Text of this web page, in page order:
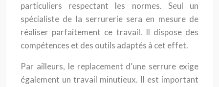
particuliers respectant les normes. Seul un
spécialiste de la serrurerie sera en mesure de
réaliser parfaitement ce travail. Il dispose des
compétences et des outils adaptés à cet effet.
Par ailleurs, le replacement d’une serrure exige
également un travail minutieux. Il est important